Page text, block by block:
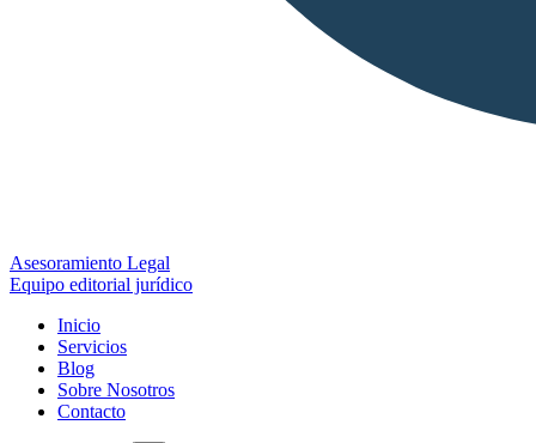
Asesoramiento Legal
Equipo editorial jurídico
Inicio
Servicios
Blog
Sobre Nosotros
Contacto